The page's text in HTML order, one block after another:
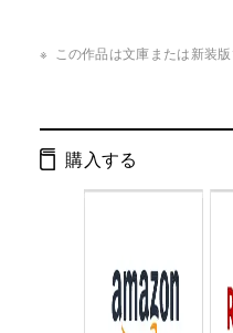
判型：
この作品は文庫または新装
購入する